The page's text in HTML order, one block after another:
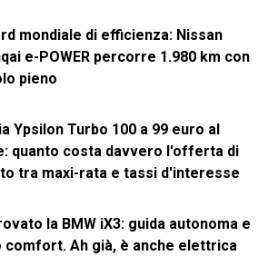
mondiale di efficienza: Nissan
e-POWER percorre 1.980 km con
pieno
Ypsilon Turbo 100 a 99 euro al
quanto costa davvero l'offerta di
tra maxi-rata e tassi d'interesse
la BMW iX3: guida autonoma e
comfort. Ah già, è anche elettrica